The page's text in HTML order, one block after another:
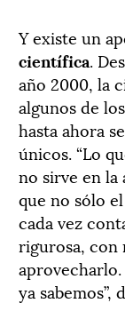
Y existe un
científica.
año 2000, la
algunos de
hasta ahora
únicos. “Lo
no sirve en la
que no sólo
cada vez
rigurosa, con
ya sabemos”,